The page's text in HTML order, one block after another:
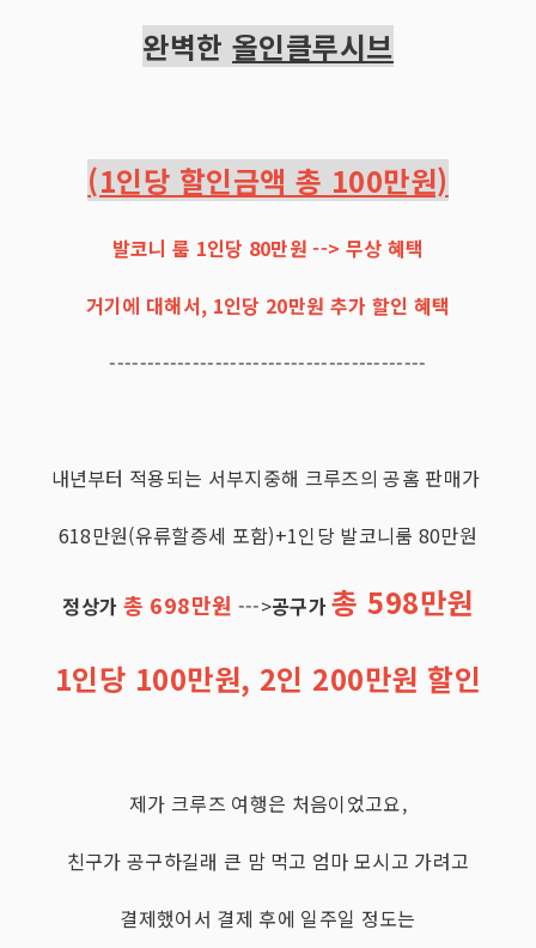
완벽한올인클루시브
(1인당 할인금액 총 100만원)
발코니 룸 1인당 80만원 --> 무상 혜택
거기에 대해서, 1인당 20만원 추가 할인 혜택
------------------------------------------
내년부터 적용되는 서부지중해 크루즈의 공홈 판매가
618만원(유류할증세 포함)+1인당 발코니룸 80만원
정상가 총 698만원 --->공구가 총 598만원
1인당 100만원, 2인 200만원 할인
제가 크루즈 여행은 처음이었고요,
친구가 공구하길래 큰 맘 먹고 엄마 모시고 가려고
결제했어서 결제 후에 일주일 정도는